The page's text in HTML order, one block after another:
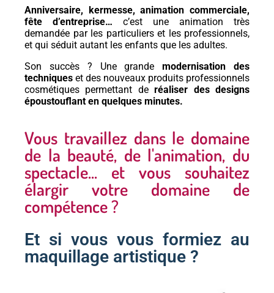
Maquillage enfant
Formation maquillage enfant
Création de contenu DIY
A propos
Book
Blog
DIY
Maquillage
Animations
Anniversaire
Anniversaire, kermesse, animation commerciale,
fête d’entreprise… c’est une animation très
demandée par les particuliers et les professionnels,
et qui séduit autant les enfants que les adultes.
Son succès ? Une grandemodernisation des
techniques et des nouveaux produits professionnels
cosmétiques permettant deréaliser des designs
époustouflant en quelques minutes.
Vous travaillez dans le domaine
de la beauté, de l'animation, du
spectacle... et vous souhaitez
élargir votre domaine de
compétence ?
Et si vous vous formiez au
maquillage artistique ?